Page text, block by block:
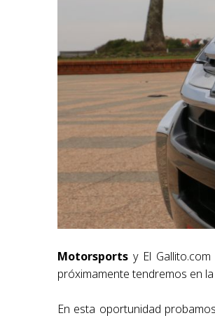
Motorsports y El
próximamente tendremos en
En esta oportunidad